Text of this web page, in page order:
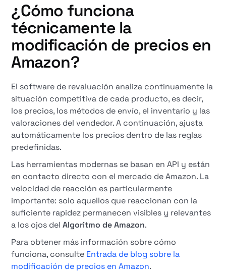
¿Cómo funciona
técnicamente la
modificación de precios en
Amazon?
El software de revaluación analiza continuamente la
situación competitiva de cada producto, es decir,
los precios, los métodos de envío, el inventario y las
valoraciones del vendedor. A continuación, ajusta
automáticamente los precios dentro de las reglas
predefinidas.
Las herramientas modernas se basan en API y están
en contacto directo con el mercado de Amazon. La
velocidad de reacción es particularmente
importante: solo aquellos que reaccionan con la
suficiente rapidez permanecen visibles y relevantes
a los ojos delAlgoritmo de Amazon.
Para obtener más información sobre cómo
funciona, consulte Entrada de blog sobre la
modificación de precios en Amazon.